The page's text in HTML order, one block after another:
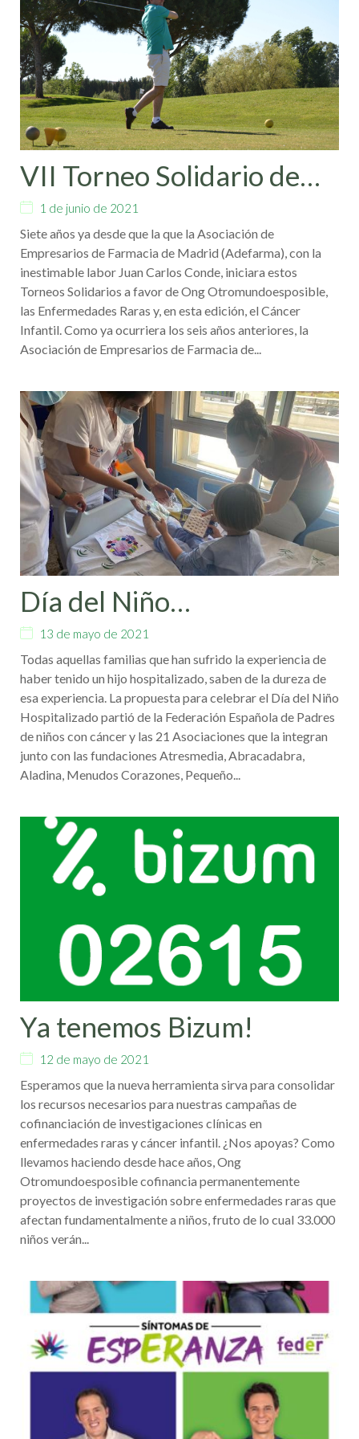
VII Torneo Solidario de
Golf
1 de junio de 2021
Siete años ya desde que la que la Asociación de
Empresarios de Farmacia de Madrid (Adefarma), con la
inestimable labor Juan Carlos Conde, iniciara estos
Torneos Solidarios a favor de Ong Otromundoesposible,
las Enfermedades Raras y, en esta edición, el Cáncer
Infantil. Como ya ocurriera los seis años anteriores, la
Asociación de Empresarios de Farmacia de...
Día del Niño
Hospitalizado
13 de mayo de 2021
Todas aquellas familias que han sufrido la experiencia de
haber tenido un hijo hospitalizado, saben de la dureza de
esa experiencia. La propuesta para celebrar el Día del Niño
Hospitalizado partió de la Federación Española de Padres
de niños con cáncer y las 21 Asociaciones que la integran
junto con las fundaciones Atresmedia, Abracadabra,
Aladina, Menudos Corazones, Pequeño...
Ya tenemos Bizum!
12 de mayo de 2021
Esperamos que la nueva herramienta sirva para consolidar
los recursos necesarios para nuestras campañas de
cofinanciación de investigaciones clínicas en
enfermedades raras y cáncer infantil. ¿Nos apoyas? Como
llevamos haciendo desde hace años, Ong
Otromundoesposible cofinancia permanentemente
proyectos de investigación sobre enfermedades raras que
afectan fundamentalmente a niños, fruto de lo cual 33.000
niños verán...